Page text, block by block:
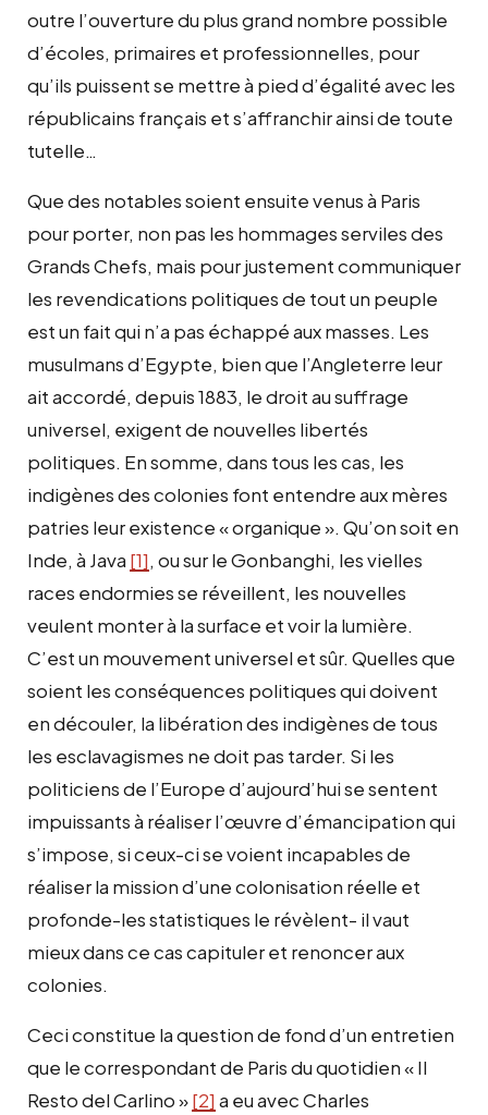
outre l’ouverture du plus grand nombre possible
d’écoles, primaires et professionnelles, pour
qu’ils puissent se mettre à pied d’égalité avec les
républicains français et s’affranchir ainsi de toute
tutelle…
Que des notables soient ensuite venus à Paris
pour porter, non pas les hommages serviles des
Grands Chefs, mais pour justement communiquer
les revendications politiques de tout un peuple
est un fait qui n’a pas échappé aux masses. Les
musulmans d’Egypte, bien que l’Angleterre leur
ait accordé, depuis 1883, le droit au suffrage
universel, exigent de nouvelles libertés
politiques. En somme, dans tous les cas, les
indigènes des colonies font entendre aux mères
patries leur existence « organique ». Qu’on soit en
Inde, à Java [1], ou sur le Gonbanghi, les vielles
races endormies se réveillent, les nouvelles
veulent monter à la surface et voir la lumière.
C’est un mouvement universel et sûr. Quelles que
soient les conséquences politiques qui doivent
en découler, la libération des indigènes de tous
les esclavagismes ne doit pas tarder. Si les
politiciens de l’Europe d’aujourd’hui se sentent
impuissants à réaliser l’œuvre d’émancipation qui
s’impose, si ceux-ci se voient incapables de
réaliser la mission d’une colonisation réelle et
profonde-les statistiques le révèlent- il vaut
mieux dans ce cas capituler et renoncer aux
colonies.
Ceci constitue la question de fond d’un entretien
que le correspondant de Paris du quotidien « Il
Resto del Carlino »[2] a eu avec Charles